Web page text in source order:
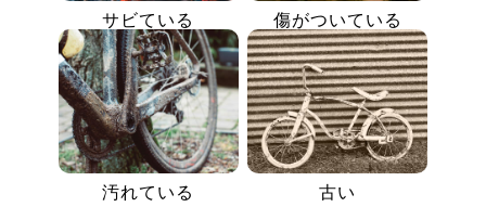
サビている 傷がついている
汚れている 古い